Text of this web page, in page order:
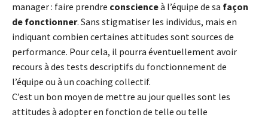
manager : faire prendre conscienceà l’équipe de sa façon
de fonctionner. Sans stigmatiser les individus, mais en
indiquant combien certaines attitudes sont sources de
performance. Pour cela, il pourra éventuellement avoir
recours à des tests descriptifs du fonctionnement de
l’équipe ou à un coaching collectif.
C’est un bon moyen de mettre au jour quelles sont les
attitudes à adopter en fonction de telle ou telle